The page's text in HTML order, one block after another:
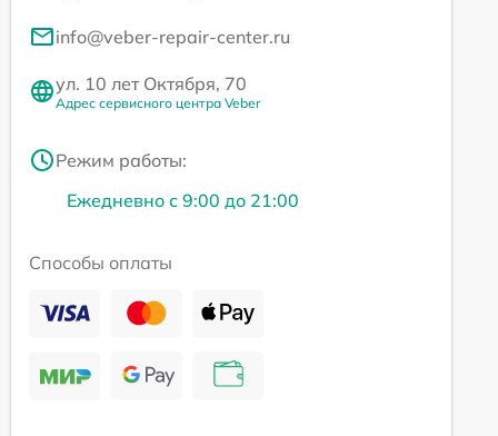
info@veber-repair-center.ru
ул. 10 лет Октября, 70
Адрес сервисного центра Veber
Режим работы:
Ежедневно с 9:00 до 21:00
Способы оплаты